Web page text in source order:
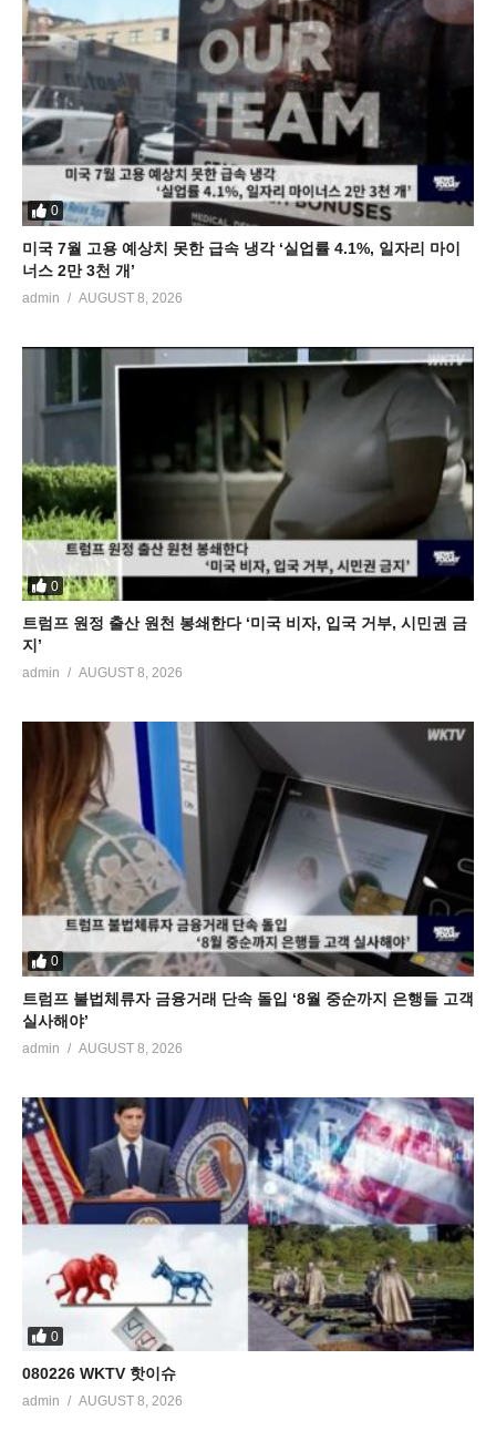
0
미국 7월 고용 예상치 못한 급속 냉각 ‘실업률 4.1%, 일자리 마이
너스 2만 3천 개’
admin AUGUST 8, 2026
0
트럼프 원정 출산 원천 봉쇄한다 ‘미국 비자, 입국 거부, 시민권 금
지’
admin AUGUST 8, 2026
0
트럼프 불법체류자 금융거래 단속 돌입 ‘8월 중순까지 은행들 고객
실사해야’
admin AUGUST 8, 2026
0
080226 WKTV 핫이슈
admin AUGUST 8, 2026